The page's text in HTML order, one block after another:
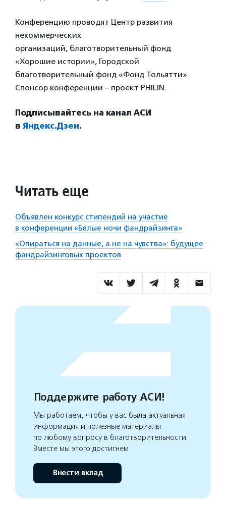
Конференцию проводят Центр развития
некоммерческих
организаций, благотворительный фонд
«Хорошие истории», Городской
благотворительный фонд «Фонд Тольятти».
Спонсор конференции – проект PHILIN.
Подписывайтесь на канал АСИ
в Яндекс.Дзен.
Читать еще
Объявлен конкурс стипендий на участие
в конференции «Белые ночи фандрайзинга»
«Опираться на данные, а не на чувства»: будущее
фандрайзинговых проектов
Поддержите работу АСИ!
Мы работаем, чтобы у вас была актуальная
информация и полезные материалы
по любому вопросу в благотворительности.
Вместе мы этого достигнем
Внести вклад